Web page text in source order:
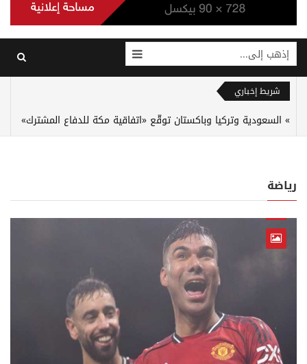
إذهب إلى...
شريط إخباري
السعودية وتركيا وباكستان توقّع «اتفاقية مكة للدفاع المشترك»
رياضة